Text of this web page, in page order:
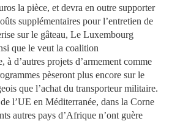
la pièce, et devra en outre supporter
supplémentaires pour l’entretien de
sur le gâteau, Le Luxembourg
que le veut la coalition
à d’autres projets d’armement comme
pèseront plus encore sur le
que l’achat du transporteur militaire.
l’UE en Méditerranée, dans la Corne
autres pays d’Afrique n’ont guère